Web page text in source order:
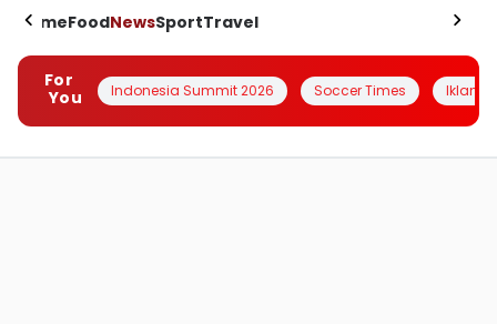
HomeFoodNewsSportTravel
For
You
Indonesia Summit 2026 Soccer Times Iklanin